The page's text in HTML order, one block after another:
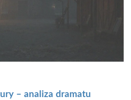
– analiza dramatu